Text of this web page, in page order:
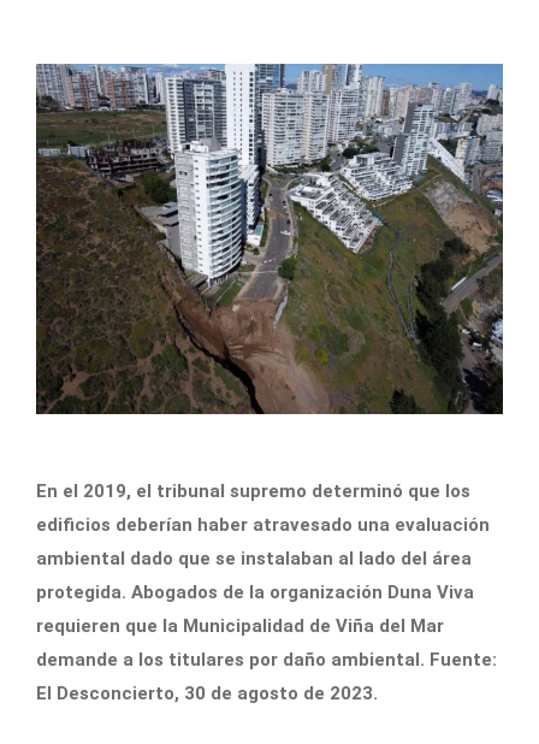
En el 2019, el tribunal supremo determinó que los
edificios deberían haber atravesado una evaluación
ambiental dado que se instalaban al lado del área
protegida. Abogados de la organización Duna Viva
requieren que la Municipalidad de Viña del Mar
demande a los titulares por daño ambiental. Fuente:
El Desconcierto, 30 de agosto de 2023.